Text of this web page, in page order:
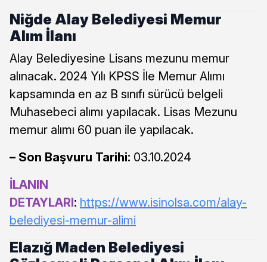
Niğde Alay Belediyesi Memur
Alım İlanı
Alay Belediyesine Lisans mezunu memur
alınacak. 2024 Yılı KPSS İle Memur Alımı
kapsamında en az B sınıfı sürücü belgeli
Muhasebeci alımı yapılacak. Lisas Mezunu
memur alımı 60 puan ile yapılacak.
– Son Başvuru Tarihi: 03.10.2024
İLANIN
DETAYLARI: https://www.isinolsa.com/alay-
belediyesi-memur-alimi
Elazığ Maden Belediyesi